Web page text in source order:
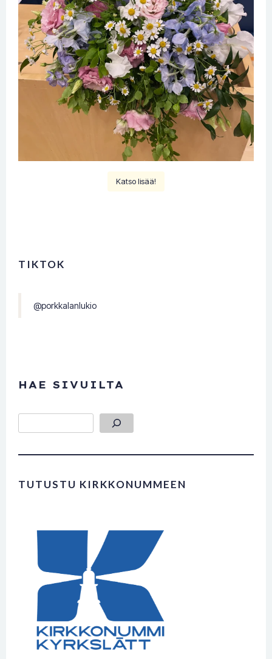
Katso lisää!
TIKTOK
@porkkalanlukio
HAE SIVUILTA
TUTUSTU KIRKKONUMMEEN